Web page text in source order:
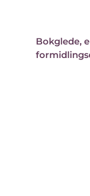
Bokglede,